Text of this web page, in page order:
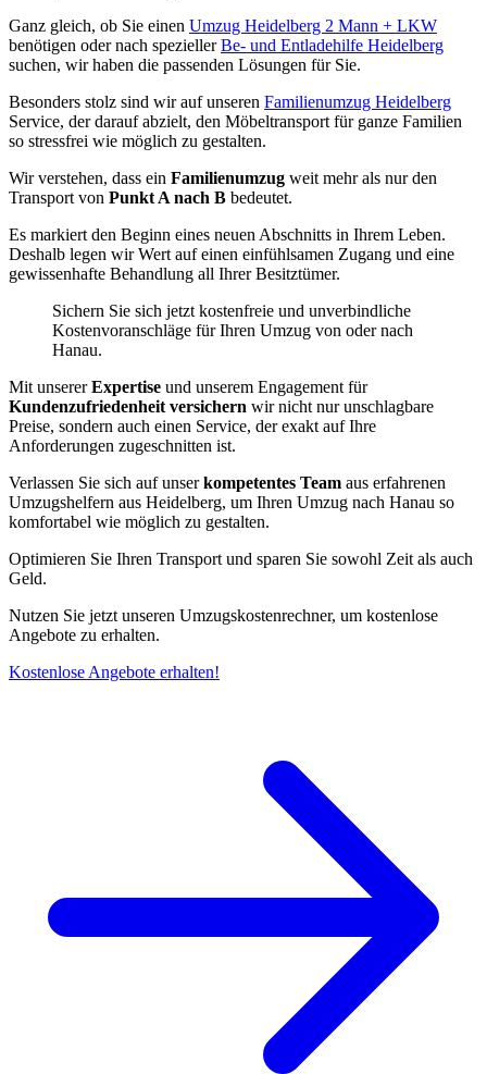
Ganz gleich, ob Sie einen Umzug Heidelberg 2 Mann + LKW
benötigen oder nach speziellerBe- und Entladehilfe Heidelberg
suchen, wir haben die passenden Lösungen für Sie.
Besonders stolz sind wir auf unseren Familienumzug Heidelberg
Service, der darauf abzielt, den Möbeltransport für ganze Familien
so stressfrei wie möglich zu gestalten.
Wir verstehen, dass ein Familienumzug weit mehr als nur den
Transport von Punkt A nach B bedeutet.
Es markiert den Beginn eines neuen Abschnitts in Ihrem Leben.
Deshalb legen wir Wert auf einen einfühlsamen Zugang und eine
gewissenhafte Behandlung all Ihrer Besitztümer.
Sichern Sie sich jetzt kostenfreie und unverbindliche
Kostenvoranschläge für Ihren Umzug von oder nach
Hanau.
Mit unsererExpertise und unserem Engagement für
Kundenzufriedenheit versichern wir nicht nur unschlagbare
Preise, sondern auch einen Service, der exakt auf Ihre
Anforderungen zugeschnitten ist.
Verlassen Sie sich auf unserkompetentes Team aus erfahrenen
Umzugshelfern aus Heidelberg, um Ihren Umzug nach Hanau so
komfortabel wie möglich zu gestalten.
Optimieren Sie Ihren Transport und sparen Sie sowohl Zeit als auch
Geld.
Nutzen Sie jetzt unseren Umzugskostenrechner, um kostenlose
Angebote zu erhalten.
Kostenlose Angebote erhalten!